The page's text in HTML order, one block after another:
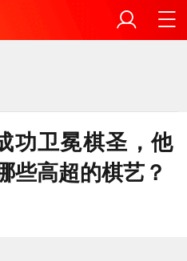
功卫冕棋圣，他
些高超的棋艺？